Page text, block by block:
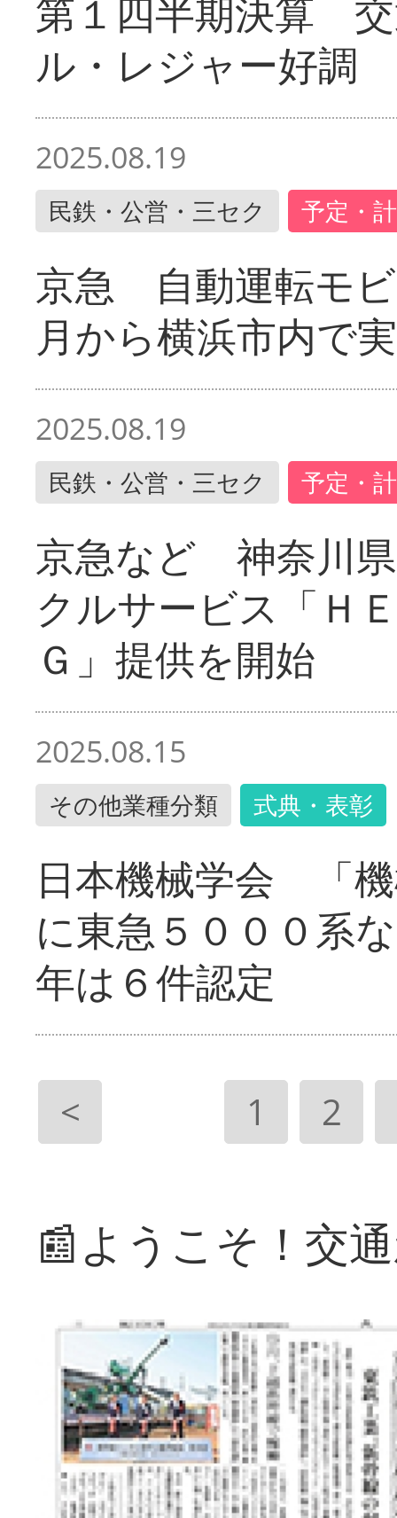
第１四半期決算
ル・レジャー好調
2025.08.19
民鉄・公営・三セク 予定・
京急 自動運転モ
月から横浜市内で
2025.08.19
民鉄・公営・三セク 予定・
京急など 神奈川
クルサービス「Ｈ
Ｇ」提供を開始
2025.08.15
その他業種分類 式典・表彰
日本機械学会 「
に東急５０００系
年は６件認定
< 1 2
📰ようこそ！交